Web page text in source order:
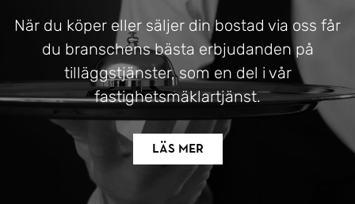
När du köper eller säljer din bostad via oss får
du branschens bästa erbjudanden på
tilläggstjänster, som en del i vår
fastighetsmäklartjänst.
Läs mer